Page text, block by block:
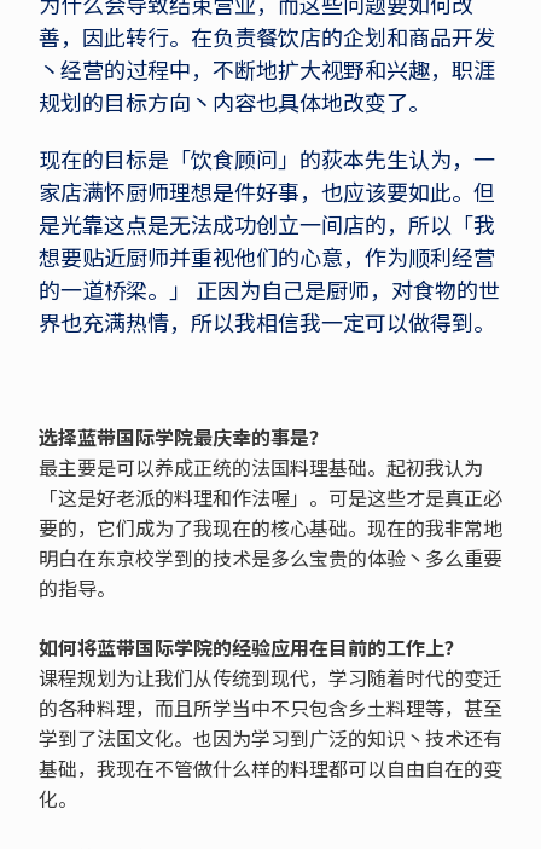
善，因此转行。在负责餐饮店的企划和商品开发
丶经营的过程中，不断地扩大视野和兴趣，职涯
规划的目标方向丶内容也具体地改变了。
现在的目标是「饮食顾问」的荻本先生认为，一
家店满怀厨师理想是件好事，也应该要如此。但
是光靠这点是无法成功创立一间店的，所以「我
想要贴近厨师并重视他们的心意，作为顺利经营
的一道桥梁。」 正因为自己是厨师，对食物的世
界也充满热情，所以我相信我一定可以做得到。
选择蓝带国际学院最庆幸的事是？
最主要是可以养成正统的法国料理基础。起初我认为
「这是好老派的料理和作法喔」。可是这些才是真正必
要的，它们成为了我现在的核心基础。现在的我非常地
明白在东京校学到的技术是多么宝贵的体验丶多么重要
的指导。
如何将蓝带国际学院的经验应用在目前的工作上？
课程规划为让我们从传统到现代，学习随着时代的变迁
的各种料理，而且所学当中不只包含乡土料理等，甚至
学到了法国文化。也因为学习到广泛的知识丶技术还有
基础，我现在不管做什么样的料理都可以自由自在的变
化。